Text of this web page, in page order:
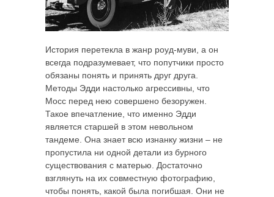
История перетекла в жанр роуд-муви, а он
всегда подразумевает, что попутчики просто
обязаны понять и принять друг друга.
Методы Эдди настолько агрессивны, что
Мосс перед нею совершено безоружен.
Такое впечатление, что именно Эдди
является старшей в этом невольном
тандеме. Она знает всю изнанку жизни – не
пропустила ни одной детали из бурного
существования с матерью. Достаточно
взглянуть на их совместную фотографию,
чтобы понять, какой была погибшая. Они не